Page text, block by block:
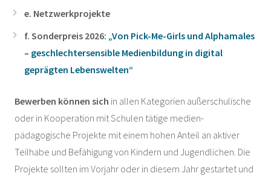
e. Netzwerkprojekte
f. Sonderpreis 2026: „Von Pick-Me-Girls und Alphamales
– geschlechtersensible Medienbildung in digital
geprägten Lebenswelten“
Bewerben können sich in allen Kategorien außerschulische
oder in Kooperation mit Schulen tätige medien-
pädagogische Projekte mit einem hohen Anteil an aktiver
Teilhabe und Befähigung von Kindern und Jugendlichen. Die
Projekte sollten im Vorjahr oder in diesem Jahr gestartet und